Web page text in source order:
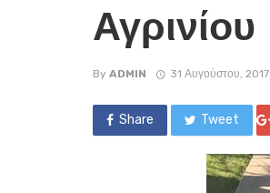
Αγρινίου
By ADMIN 31 Αυγούστου, 2017
Share Tweet